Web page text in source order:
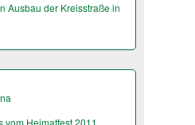
Ausbau der Kreisstraße in